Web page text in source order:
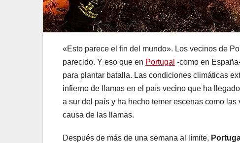
«Esto parece el fin del mundo». Los vecinos de
parecido. Y eso que en Portugal -como en
para plantar batalla. Las condiciones climáticas
infierno de llamas en el país vecino que ha
a sur del país y ha hecho temer escenas como
causa de las llamas.
Después de más de una semana al límite,